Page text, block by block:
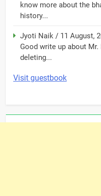
know more about the
history...
Jyoti Naik / 11 August,
Good write up about
deleting...
Visit guestbook